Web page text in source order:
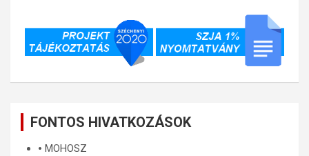
FONTOS HIVATKOZÁSOK
🞄 MOHOSZ